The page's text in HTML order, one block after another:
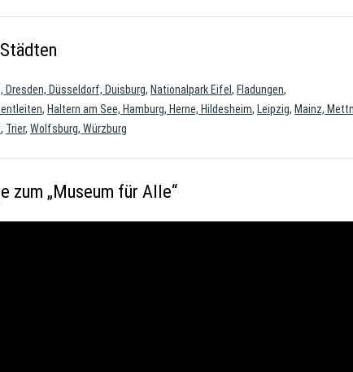
Dresden, Düsseldorf, Duisburg, Nationalpark Eifel , Fladungen,
, Haltern am See, Hamburg, Herne, Hildesheim, Leipzig, Mainz,
, Trier, Wolfsburg, Würzburg
zum „Museum für Alle“